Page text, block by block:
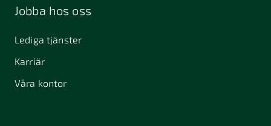
Jobba hos oss
Lediga tjänster
Karriär
Våra kontor